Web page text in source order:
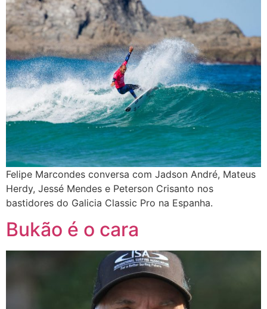
Felipe Marcondes conversa com Jadson André, Mateus
Herdy, Jessé Mendes e Peterson Crisanto nos
bastidores do Galicia Classic Pro na Espanha.
Bukão é o cara